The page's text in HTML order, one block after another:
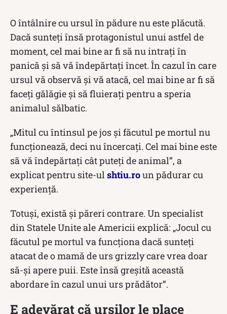
O întâlnire cu ursul în pădure nu este plăcută.
Dacă sunteți însă protagonistul unui astfel de
moment, cel mai bine ar fi să nu intrați în
panică și să vă îndepărtați încet. În cazul în care
ursul vă observă și vă atacă, cel mai bine ar fi să
faceți gălăgie și să fluierați pentru a speria
animalul sălbatic.
„Mitul cu întinsul pe jos şi făcutul pe mortul nu
funcţionează, deci nu încercaţi. Cel mai bine este
să vă îndepărtaţi cât puteţi de animal”, a
explicat pentru site-ul shtiu.roun pădurar cu
experiență.
Totuși, există și păreri contrare. Un specialist
din Statele Unite ale Americii explică: „Jocul cu
făcutul pe mortul va funcționa dacă sunteți
atacat de o mamă de urs grizzly care vrea doar
să-și apere puii. Este însă greșită această
abordare în cazul unui urs prădător”.
E adevărat că urșilor le place